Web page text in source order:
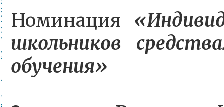
Номинация
школьников
обучения»